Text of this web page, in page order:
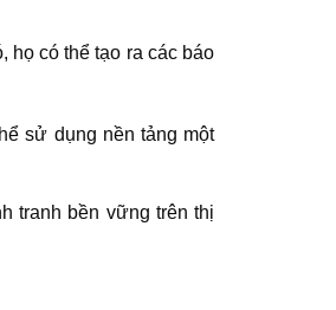
họ có thể tạo ra các báo
sử dụng nền tảng một
tranh bền vững trên thị